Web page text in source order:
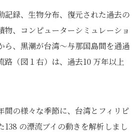
記録、生物分布、復元された過去の
物、コンピューターシミュレーショ
ら、黒潮が台湾～与那国島間を通過
路（図１右）は、過去10 万年以上
間の様々な季節に、台湾とフィリピ
138 の漂流ブイの動きを解析しまし